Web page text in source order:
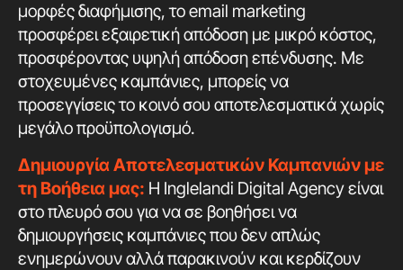
μορφές διαφήμισης, το email marketing
προσφέρει εξαιρετική απόδοση με μικρό κόστος,
προσφέροντας υψηλή απόδοση επένδυσης. Με
στοχευμένες καμπάνιες, μπορείς να
προσεγγίσεις το κοινό σου αποτελεσματικά χωρίς
μεγάλο προϋπολογισμό.
Δημιουργία Αποτελεσματικών Καμπανιών με
τη Βοήθεια μας: Η Inglelandi Digital Agency είναι
στο πλευρό σου για να σε βοηθήσει να
δημιουργήσεις καμπάνιες που δεν απλώς
ενημερώνουν αλλά παρακινούν και κερδίζουν